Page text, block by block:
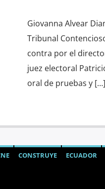
Giovanna Alvear
Tribunal
contra por el
juez electoral
oral de pruebas y […]
CONSTRUYE ECUADOR